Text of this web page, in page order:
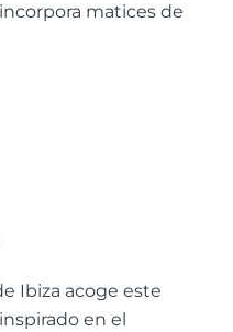
matices de
Ibiza acoge este
en el